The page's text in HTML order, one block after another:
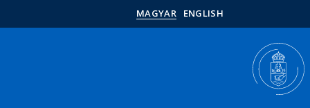
MAGYAR ENGLISH